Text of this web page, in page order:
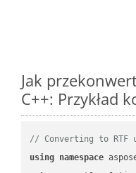
Jak
C++: Przykład
// Converting to RTF
using namespace